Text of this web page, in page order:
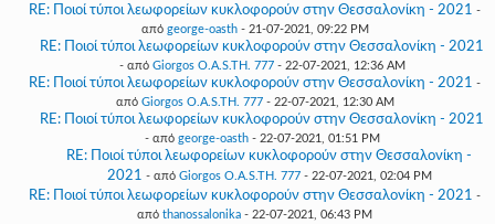
RE: Ποιοί τύποι λεωφορείων κυκλοφορούν στην Θεσσαλονίκη - 2021 -
από george-oasth- 21-07-2021, 09:22 PM
RE: Ποιοί τύποι λεωφορείων κυκλοφορούν στην Θεσσαλονίκη - 2021
- από Giorgos O.A.S.TH. 777- 22-07-2021, 12:36 AM
RE: Ποιοί τύποι λεωφορείων κυκλοφορούν στην Θεσσαλονίκη - 2021 -
από Giorgos O.A.S.TH. 777- 22-07-2021, 12:30 AM
RE: Ποιοί τύποι λεωφορείων κυκλοφορούν στην Θεσσαλονίκη - 2021
- από george-oasth- 22-07-2021, 01:51 PM
RE: Ποιοί τύποι λεωφορείων κυκλοφορούν στην Θεσσαλονίκη -
2021 - από Giorgos O.A.S.TH. 777- 22-07-2021, 02:04 PM
RE: Ποιοί τύποι λεωφορείων κυκλοφορούν στην Θεσσαλονίκη - 2021 -
από thanossalonika - 22-07-2021, 06:43 PM